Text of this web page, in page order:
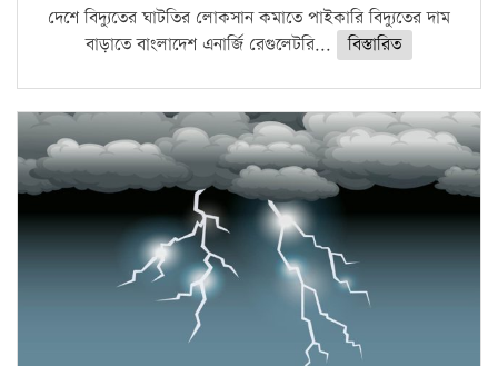
দেশে বিদ্যুতের ঘাটতির লোকসান কমাতে পাইকারি বিদ্যুতের দাম
বাড়াতে বাংলাদেশ এনার্জি রেগুলেটরি...
বিস্তারিত